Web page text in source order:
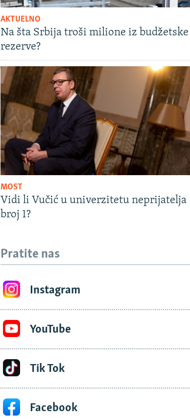
AKTUELNO
Na šta Srbija troši milione iz budžetske
rezerve?
MOST
Vidi li Vučić u univerzitetu neprijatelja
broj 1?
Pratite nas
Instagram
YouTube
Tik Tok
Facebook